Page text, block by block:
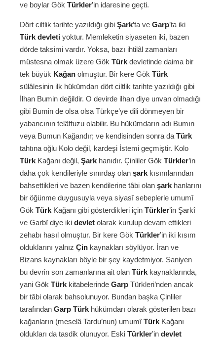
ve boylar Gök Türkler’in idaresine geçti.
Dört ciltlik tarihte yazıldığı gibi Şark’ta ve Garp’ta iki
Türk devleti yoktur. Memleketin siyaseten iki, bazen
dörde taksimi vardır. Yoksa, bazı ihtilâl zamanları
müstesna olmak üzere Gök Türk devletinde daima bir
tek büyük Kağan olmuştur. Bir kere Gök Türk
sülâlesinin ilk hükümdarı dört ciltlik tarihte yazıldığı gibi
İlhan Bumin değildir. O devirde ilhan diye unvan olmadığı
gibi Bumin de olsa olsa Türkçe’ye dili dönmeyen bir
yabancının telâffuzu olabilir. Bu hükümdarın adı Bumın
veya Bumun Kağandır; ve kendisinden sonra da Türk
tahtına oğlu Kolo değil, kardeşi İstemi geçmiştir. Kolo
Türk Kağanı değil, Şark hanıdır. Çinliler Gök Türkler’in
daha çok kendileriyle sınırdaş olan şark kısımlarından
bahsettikleri ve bazen kendilerine tâbi olan şark hanlarını
bir öğünme duygusuyla veya siyasî sebeplerle umumî
Gök Türk Kağanı gibi gösterdikleri için Türkler’in Şarkî
ve Garbî diye iki devlet olarak kurulup devam ettikleri
zehabı hasıl olmuştur. Bir kere Gök Türkler’in iki kısım
olduklarını yalnız Çin kaynakları söylüyor. İran ve
Bizans kaynakları böyle bir şey kaydetmiyor. Saniyen
bu devrin son zamanlarına ait olan Türk kaynaklarında,
yani Gök Türk kitabelerinde Garp Türkleri’nden ancak
bir tâbi olarak bahsolunuyor. Bundan başka Çinliler
tarafından Garp Türk hükümdarı olarak gösterilen bazı
kağanların (meselâ Tardu’nun) umumîTürk Kağanı
oldukları da tasdik olunuyor. Eski Türkler’in devlet